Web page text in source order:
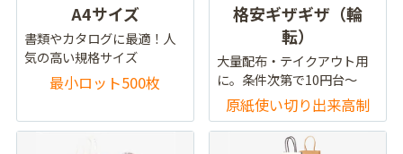
A4サイズ
書類やカタログに最適！人
気の高い規格サイズ
最小ロット500枚
格安ギザギザ（輪
転）
大量配布・テイクアウト用
に。条件次第で10円台～
原紙使い切り出来高制